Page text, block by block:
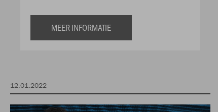
MEER INFORMATIE
12.01.2022